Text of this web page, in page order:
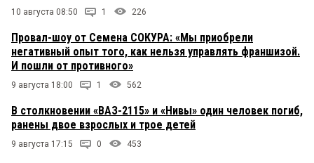
10 августа 08:50 1 226
Провал-шоу от Семена СОКУРА: «Мы приобрели
негативный опыт того, как нельзя управлять франшизой.
И пошли от противного»
9 августа 18:00 1 562
В столкновении «ВАЗ-2115» и «Нивы» один человек погиб,
ранены двое взрослых и трое детей
9 августа 17:15 0 453